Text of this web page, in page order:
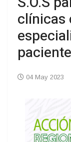
clínicas
04 May 2023